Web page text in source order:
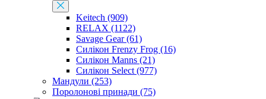
Keitech (909)
RELAX (1122)
Savage Gear (61)
Силікон Frenzy Frog (16)
Силікон Manns (21)
Силікон Select (977)
Мандули (253)
Поролонові принади (75)